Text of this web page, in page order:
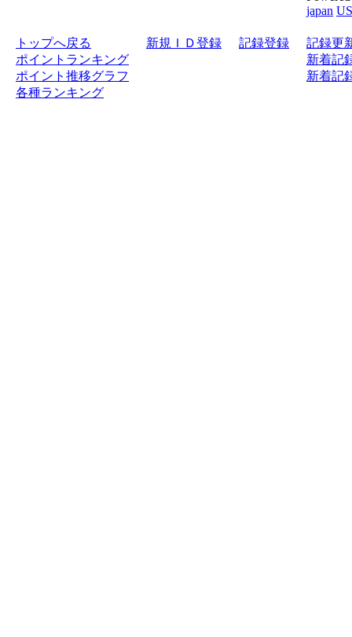
japan
トップへ戻る
ポイントランキング
ポイント推移グラフ
各種ランキング
新規ＩＤ登録 記録登録
記録更
新着記
新着記